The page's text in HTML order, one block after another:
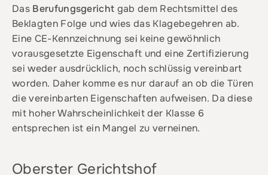
Das Berufungsgericht gab dem Rechtsmittel des
Beklagten Folge und wies das Klagebegehren ab.
Eine CE-Kennzeichnung sei keine gewöhnlich
vorausgesetzte Eigenschaft und eine Zertifizierung
sei weder ausdrücklich, noch schlüssig vereinbart
worden. Daher komme es nur darauf an ob die Türen
die vereinbarten Eigenschaften aufweisen. Da diese
mit hoher Wahrscheinlichkeit der Klasse 6
entsprechen ist ein Mangel zu verneinen.
Oberster Gerichtshof